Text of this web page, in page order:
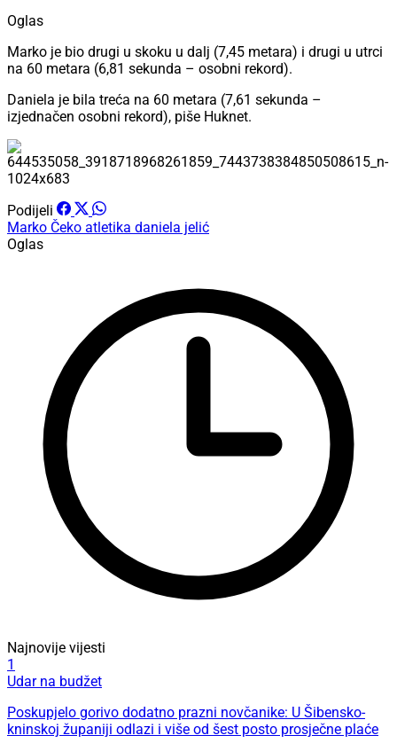
Oglas
Marko je bio drugi u skoku u dalj (7,45 metara) i drugi u utrci
na 60 metara (6,81 sekunda – osobni rekord).
Daniela je bila treća na 60 metara (7,61 sekunda –
izjednačen osobni rekord), piše Huknet.
Podijeli
Marko Čeko atletika daniela jelić
Oglas
Najnovije vijesti
1
Udar na budžet
Poskupjelo gorivo dodatno prazni novčanike: U Šibensko-
kninskoj županiji odlazi i više od šest posto prosječne plaće